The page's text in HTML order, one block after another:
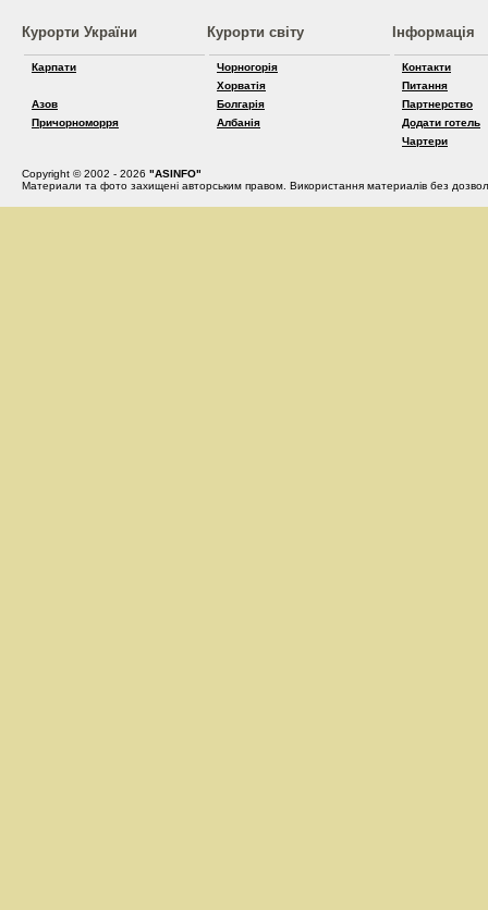
Курорти України
Карпати
Азов
Причорноморря
Курорти світу
Чорногорія
Хорватія
Болгарія
Албанія
Інформація
Контакти
Питання
Партнерство
Додати готель
Чартери
Copyright © 2002 - 2026 "ASINFO"
Материали та фото захищені авторським правом. Використання материалів без